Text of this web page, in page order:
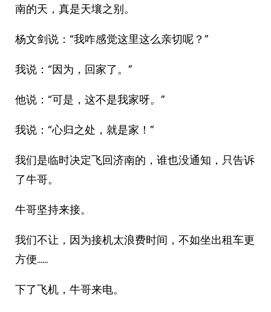
南的天，真是天壤之别。
杨文剑说：“我咋感觉这里这么亲切呢？”
我说：“因为，回家了。”
他说：“可是，这不是我家呀。”
我说：“心归之处，就是家！”
我们是临时决定飞回济南的，谁也没通知，只告诉
了牛哥。
牛哥坚持来接。
我们不让，因为接机太浪费时间，不如坐出租车更
方便……
下了飞机，牛哥来电。